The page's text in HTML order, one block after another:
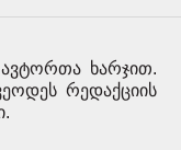
ავტორთა ხარჯით.
რედაქციის